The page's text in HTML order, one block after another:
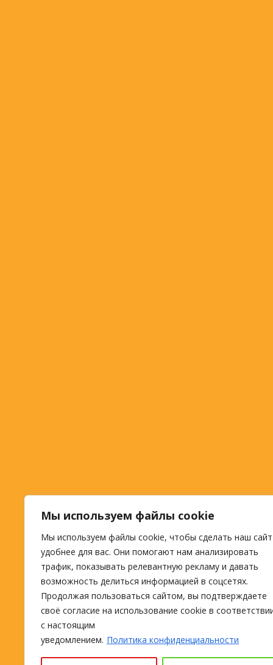
Мы используем файлы cookie
Мы используем файлы cookie, чтобы сделать наш сайт
удобнее для вас. Они помогают нам анализировать
трафик, показывать релевантную рекламу и давать
возможность делиться информацией в соцсетях.
Продолжая пользоваться сайтом, вы подтверждаете
своё согласие на использование cookie в
с настоящим
уведомлением. Политика конфиденциальности